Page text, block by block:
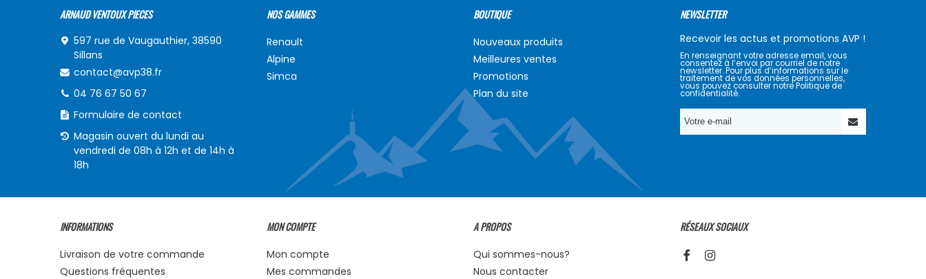
ARNAUD VENTOUX PIECES
597 rue de Vaugauthier, 38590
Sillans
contact@avp38.fr
04 76 67 50 67
Formulaire de contact
Magasin ouvert du lundi au
vendredi de 08h à 12h et de 14h à
18h
NOS GAMMES
Renault
Alpine
Simca
BOUTIQUE
Nouveaux produits
Meilleures ventes
Promotions
Plan du site
NEWSLETTER
Recevoir les actus et promotions AVP !
En renseignant votre adresse email, vous
consentez à l’envoi par courriel de notre
newsletter. Pour plus d’informations sur le
traitement de vos données personnelles,
vous pouvez consulter notre Politique de
confidentialité.
INFORMATIONS
Livraison de votre commande
Questions fréquentes
MON COMPTE
Mon compte
Mes commandes
A PROPOS
Qui sommes-nous?
Nous contacter
RÉSEAUX SOCIAUX